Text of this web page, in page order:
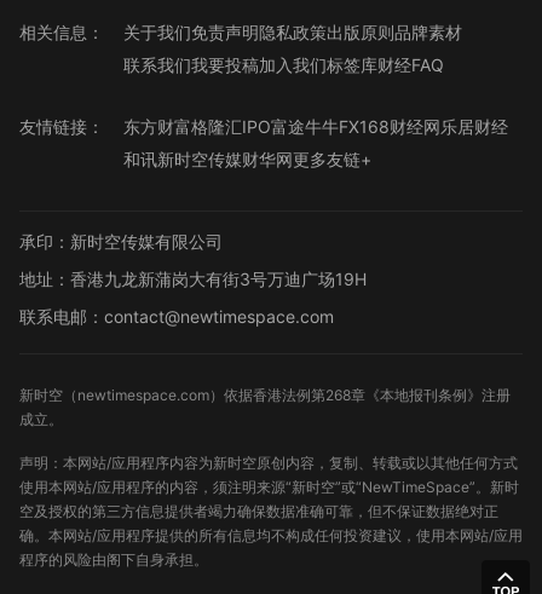
相关信息： 关于我们免责声明隐私政策出版原则品牌素材
联系我们我要投稿加入我们标签库财经FAQ
友情链接： 东方财富格隆汇IPO富途牛牛FX168财经网乐居财经
和讯新时空传媒财华网更多友链+
承印：新时空传媒有限公司
地址：香港九龙新蒲岗大有街3号万迪广场19H
联系电邮：contact@newtimespace.com
新时空（ newtimespace.com）依据香港法例第268章《本地报刊条例》注册
成立。
声明：本网站/应用程序内容为新时空原创内容，复制、转载或以其他任何方式
使用本网站/应用程序的内容，须注明来源“新时空”或“NewTimeSpace”。新时
空及授权的第三方信息提供者竭力确保数据准确可靠，但不保证数据绝对正
确。本网站/应用程序提供的所有信息均不构成任何投资建议，使用本网站/应用
程序的风险由阁下自身承担。